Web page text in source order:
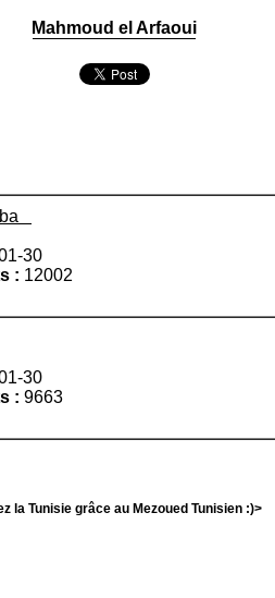
Mahmoud el Arfaoui
30
: 12002
30
: 9663
la Tunisie grâce au Mezoued Tunisien :)>